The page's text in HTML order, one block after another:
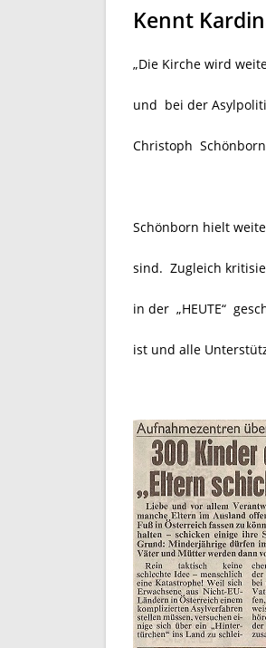
Kennt
„Die Kirche wird
und bei der
Christoph
Schönborn hielt
sind. Zugleich
in der „HEUTE“
ist und alle